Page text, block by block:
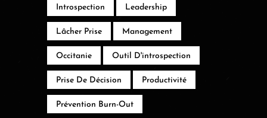
Introspection Leadership
Lâcher Prise Management
Occitanie Outil D'introspection
Prise De Décision Productivité
Prévention Burn-Out